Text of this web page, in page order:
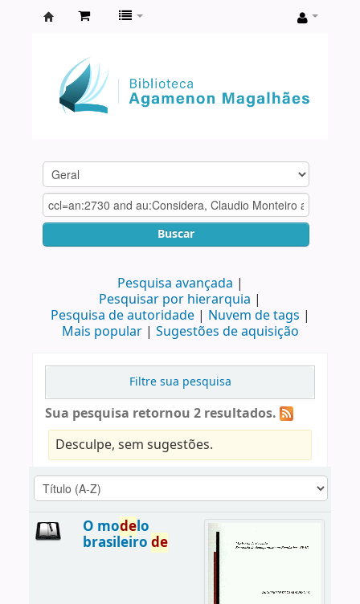
Agamenon
Magalhães
Buscar
Pesquisa avançada
Pesquisar por hierarquia
Pesquisa de autoridade
Nuvem de tags
Mais popular
Sugestões de aquisição
Filtre sua pesquisa
Sua pesquisa retornou 2 resultados.
Desculpe, sem sugestões.
O modelo
brasileiro de